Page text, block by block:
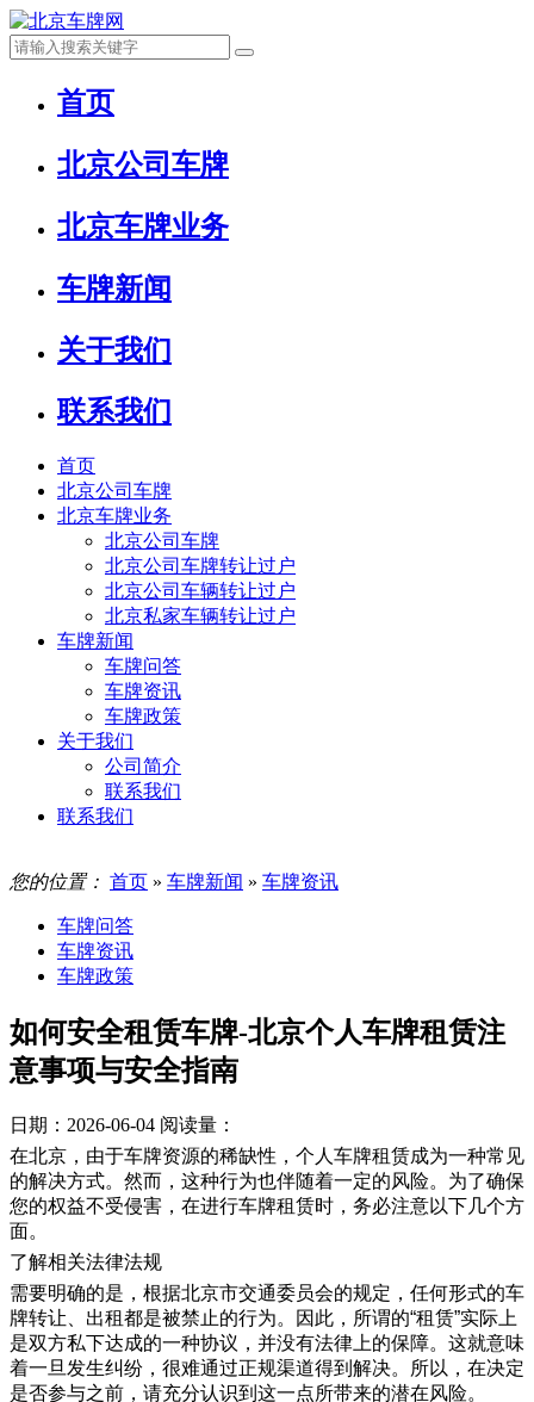
首页
北京公司车牌
北京车牌业务
车牌新闻
关于我们
联系我们
首页
北京公司车牌
北京车牌业务
北京公司车牌
北京公司车牌转让过户
北京公司车辆转让过户
北京私家车辆转让过户
车牌新闻
车牌问答
车牌资讯
车牌政策
关于我们
公司简介
联系我们
联系我们
您的位置： 首页 » 车牌新闻 » 车牌资讯
车牌问答
车牌资讯
车牌政策
如何安全租赁车牌-北京个人车牌租赁注
意事项与安全指南
日期：2026-06-04 阅读量：
在北京，由于车牌资源的稀缺性，个人车牌租赁成为一种常见
的解决方式。然而，这种行为也伴随着一定的风险。为了确保
您的权益不受侵害，在进行车牌租赁时，务必注意以下几个方
面。
了解相关法律法规
需要明确的是，根据北京市交通委员会的规定，任何形式的车
牌转让、出租都是被禁止的行为。因此，所谓的“租赁”实际上
是双方私下达成的一种协议，并没有法律上的保障。这就意味
着一旦发生纠纷，很难通过正规渠道得到解决。所以，在决定
是否参与之前，请充分认识到这一点所带来的潜在风险。